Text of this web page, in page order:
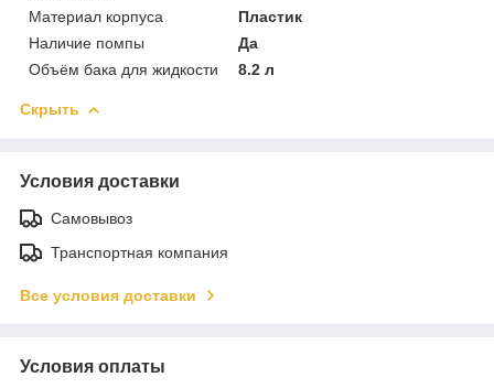
Материал корпуса
Пластик
Наличие помпы
Да
Объём бака для жидкости
8.2 л
Скрыть
Условия доставки
Самовывоз
Транспортная компания
Все условия доставки
Условия оплаты